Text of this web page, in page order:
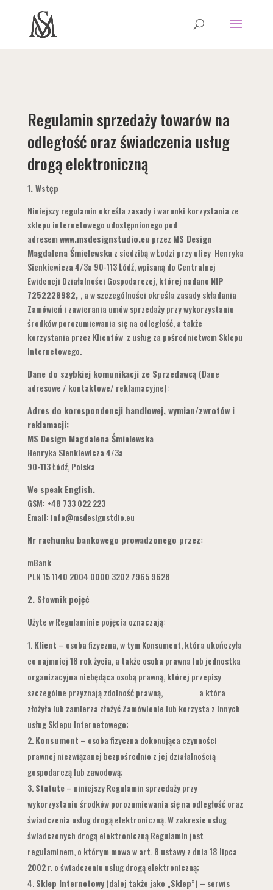
Regulamin sprzedaży towarów na
odległość oraz świadczenia usług
drogą elektroniczną
1.Wstęp
Niniejszy regulamin określa zasady i warunki korzystania ze
sklepu internetowego udostępnionego pod
adresemwww.msdesignstudio.eu przez MS Design
Magdalena Śmielewskaz siedzibą w Łodzi przy ulicy Henryka
Sienkiewicza 4/3a 90-113 Łódź, wpisaną do Centralnej
Ewidencji Działalności Gospodarczej, której nadano NIP
7252228982, , a w szczególności określa zasady składania
Zamówień i zawierania umów sprzedaży przy wykorzystaniu
środków porozumiewania się na odległość, a także
korzystania przez Klientów z usług za pośrednictwem Sklepu
Internetowego.
Dane do szybkiej komunikacji ze Sprzedawcą (Dane
adresowe / kontaktowe/ reklamacyjne):
Adres do korespondencji handlowej, wymian/zwrotów i
reklamacji:
MS Design Magdalena Śmielewska
Henryka Sienkiewicza 4/3a
90-113 Łódź, Polska
We speak English.
GSM: +48 733 022 223
Email: info@msdesignstdio.eu
Nr rachunku bankowego prowadzonego przez:
mBank
PLN15 1140 2004 0000 3202 7965 9628
2. Słownik pojęć
Użyte w Regulaminie pojęcia oznaczają:
Klient – osoba fizyczna, w tym Konsument, która ukończyła
co najmniej 18 rok życia, a także osoba prawna lub jednostka
organizacyjna niebędąca osobą prawną, której przepisy
szczególne przyznają zdolność prawną, a która
złożyła lub zamierza złożyć Zamówienie lub korzysta z innych
usług Sklepu Internetowego;
Konsument – osoba fizyczna dokonująca czynności
prawnej niezwiązanej bezpośrednio z jej działalnością
gospodarczą lub zawodową;
Statute– niniejszy Regulamin sprzedaży przy
wykorzystaniu środków porozumiewania się na odległość oraz
świadczenia usług drogą elektroniczną. W zakresie usług
świadczonych drogą elektroniczną Regulamin jest
regulaminem, o którym mowa w art. 8 ustawy z dnia 18 lipca
2002 r. o świadczeniu usług drogą elektroniczną;
Sklep Internetowy(dalej także jako „ Sklep”) – serwis